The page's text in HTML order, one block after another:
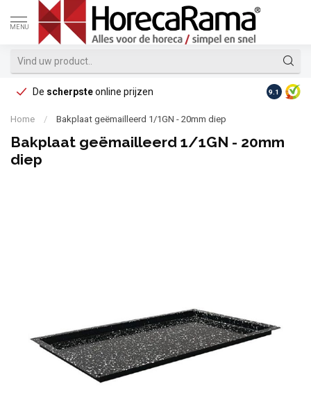
MENU
De scherpsteonline prijzen Op
9.1
Home / Bakplaat geëmailleerd 1/1GN - 20mm diep
Bakplaat geëmailleerd 1/1GN - 20mm
diep